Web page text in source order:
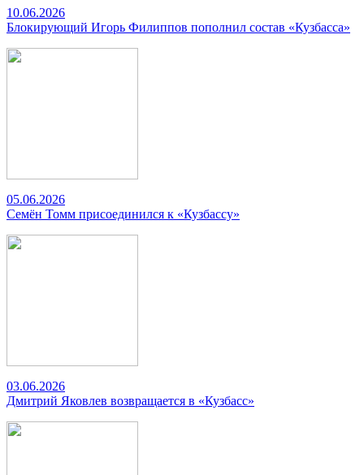
10.06.2026
Блокирующий Игорь Филиппов пополнил состав «Кузбасса»
05.06.2026
Семён Томм присоединился к «Кузбассу»
03.06.2026
Дмитрий Яковлев возвращается в «Кузбасс»